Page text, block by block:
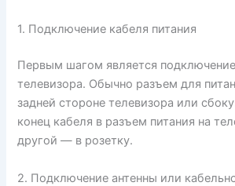
1. Подключение кабеля питания
Первым шагом является
телевизора. Обычно разъем для
задней стороне телевизора или
конец кабеля в разъем питания на
другой — в розетку.
2. Подключение антенны или